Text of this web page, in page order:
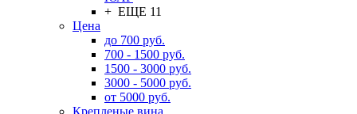
+ ЕЩЕ 11
Цена
до 700 руб.
700 - 1500 руб.
1500 - 3000 руб.
3000 - 5000 руб.
от 5000 руб.
Крепленые вина